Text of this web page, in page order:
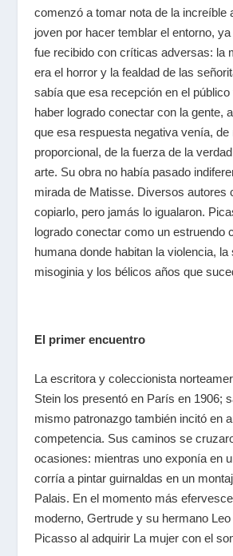
comenzó a tomar nota de la increíble
joven por hacer temblar el entorno,
fue recibido con críticas adversas: la
era el horror y la fealdad de las
sabía que esa recepción en el
haber logrado conectar con la gente,
que esa respuesta negativa venía, de
proporcional, de la fuerza de la
arte. Su obra no había pasado
mirada de Matisse. Diversos autores
copiarlo, pero jamás lo igualaron.
logrado conectar como un estruendo
humana donde habitan la violencia, la
misoginia y los bélicos años que
El primer encuentro
La escritora y coleccionista
Stein los presentó en París en 1906;
mismo patronazgo también incitó en
competencia. Sus caminos se
ocasiones: mientras uno exponía en
corría a pintar guirnaldas en un
Palais. En el momento más
moderno, Gertrude y su hermano
Picasso al adquirir La mujer con el